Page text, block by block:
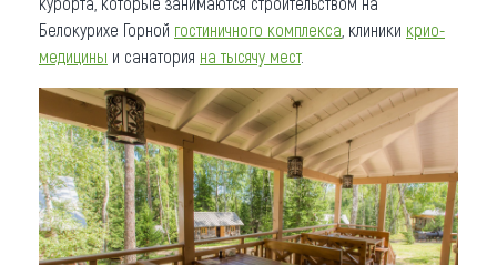
Белокурихе Горной гостиничного комплекса , клиники крио-
медицины и санатория на тысячу мест.